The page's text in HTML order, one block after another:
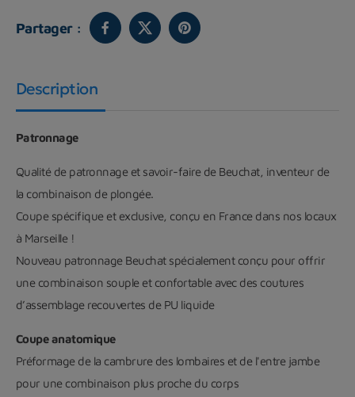
Partager :
Description
Patronnage
Qualité de patronnage et savoir-faire de Beuchat, inventeur de
la combinaison de plongée.
Coupe spécifique et exclusive, conçu en France dans nos locaux
à Marseille !
Nouveau patronnage Beuchat spécialement conçu pour offrir
une combinaison souple et confortable avec des coutures
d’assemblage recouvertes de PU liquide
Coupe anatomique
Préformage de la cambrure des lombaires et de l'entre jambe
pour une combinaison plus proche du corps